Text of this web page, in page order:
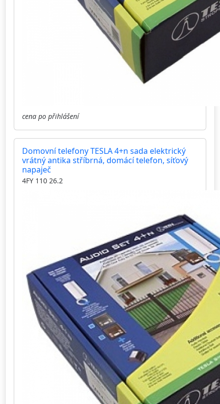
cena po přihlášení
Domovní telefony TESLA 4+n sada elektrický
vrátný antika stříbrná, domácí telefon, síťový
napaječ
4FY 110 26.2